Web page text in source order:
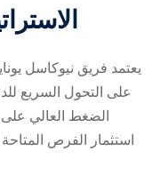
يعتمد فريق نيوكاسل
على التحول السريع
الضغط العالي على
استثمار الفرص